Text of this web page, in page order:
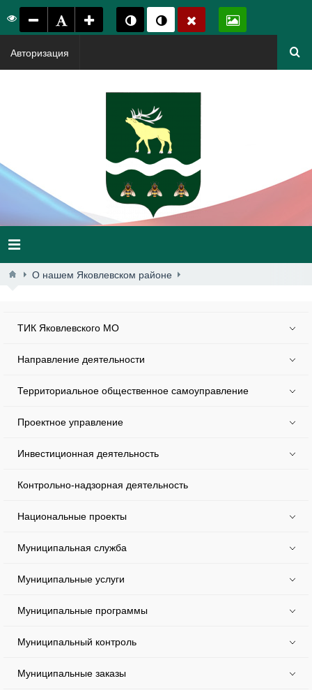
Авторизация
О нашем Яковлевском районе
ТИК Яковлевского МО
Направление деятельности
Территориальное общественное самоуправление
Проектное управление
Инвестиционная деятельность
Контрольно-надзорная деятельность
Национальные проекты
Муниципальная служба
Муниципальные услуги
Муниципальные программы
Муниципальный контроль
Муниципальные заказы